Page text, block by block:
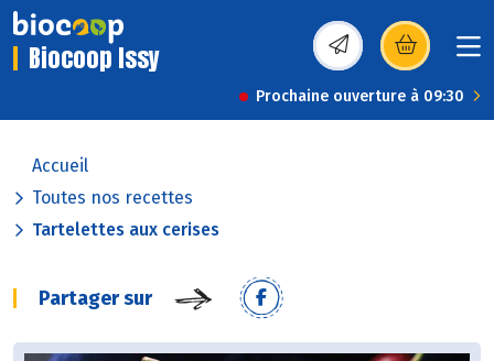
Biocoop Issy (s’ouvre dans une
Prochaine ouverture à 09:30
Accueil
Toutes nos recettes
Tartelettes aux cerises
Partager sur